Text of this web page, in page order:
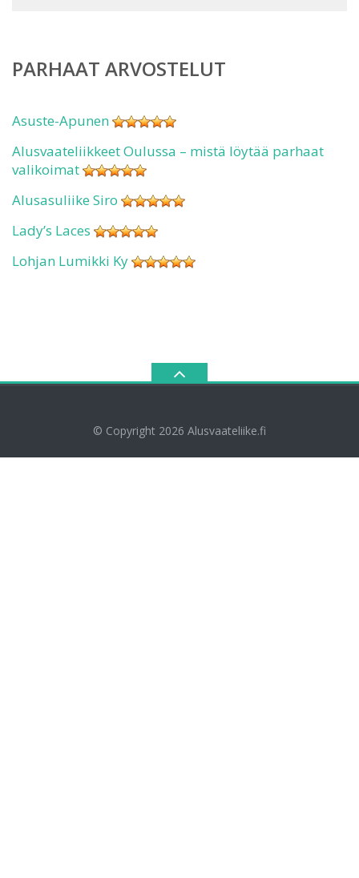
PARHAAT ARVOSTELUT
Asuste-Apunen
Alusvaateliikkeet Oulussa – mistä löytää parhaat
valikoimat
Alusasuliike Siro
Lady’s Laces
Lohjan Lumikki Ky
© Copyright 2026 Alusvaateliike.fi